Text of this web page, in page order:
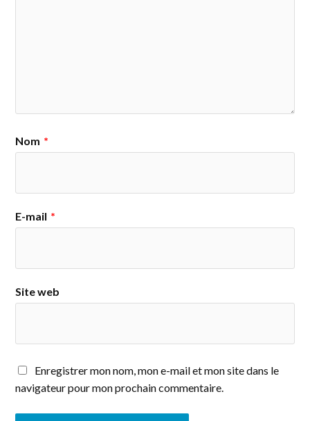
Nom *
E-mail *
Site web
Enregistrer mon nom, mon e-mail et mon site dans le
navigateur pour mon prochain commentaire.